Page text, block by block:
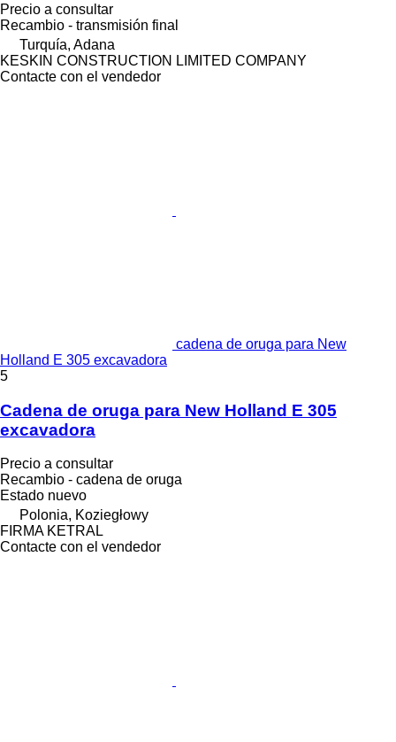
Precio a consultar
Recambio - transmisión final
Turquía, Adana
KESKIN CONSTRUCTION LIMITED COMPANY
Contacte con el vendedor
cadena de oruga para New
Holland E 305 excavadora
5
Cadena de oruga para New Holland E 305
excavadora
Precio a consultar
Recambio - cadena de oruga
Estado nuevo
Polonia, Koziegłowy
FIRMA KETRAL
Contacte con el vendedor